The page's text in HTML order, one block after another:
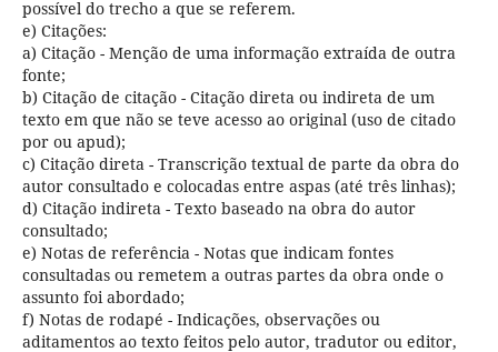
possível do trecho a que se referem.
e) Citações:
a) Citação - Menção de uma informação extraída de outra
fonte;
b) Citação de citação - Citação direta ou indireta de um
texto em que não se teve acesso ao original (uso de citado
por ou apud);
c) Citação direta - Transcrição textual de parte da obra do
autor consultado e colocadas entre aspas (até três linhas);
d) Citação indireta - Texto baseado na obra do autor
consultado;
e) Notas de referência - Notas que indicam fontes
consultadas ou remetem a outras partes da obra onde o
assunto foi abordado;
f) Notas de rodapé - Indicações, observações ou
aditamentos ao texto feitos pelo autor, tradutor ou editor,